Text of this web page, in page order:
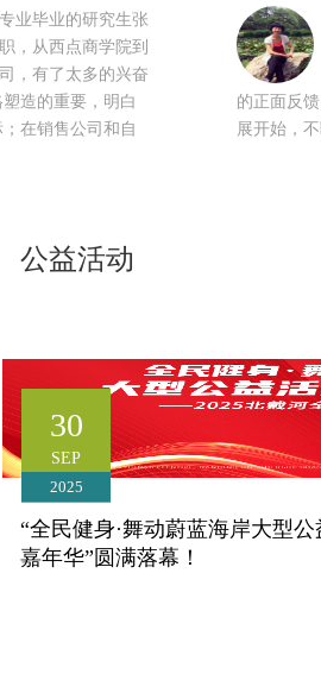
业毕业的研究生张
，从西点商学院到
，有了太多的兴奋
造的重要，明白
在销售公司和自
想变成现实的地
的正面反
展开始，
公益活动
30
SEP
2025
“全民健身·舞动蔚蓝海岸大型
嘉年华”圆满落幕！